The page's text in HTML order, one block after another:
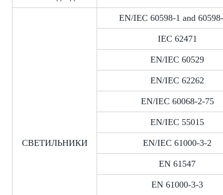
СВЕТИЛЬНИКИ
EN/IEC 60598-1 and
IEC 62471
EN/IEC 60529
EN/IEC 62262
EN/IEC 60068-2-75
EN/IEC 55015
EN/IEC 61000-3-2
EN 61547
EN 61000-3-3